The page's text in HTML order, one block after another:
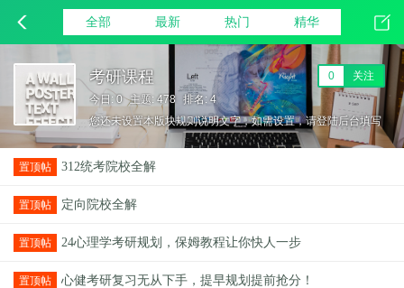
全部 最新 热门 精华
考研课程
今日: 0 主题: 478 排名: 4
0 关注
您还未设置本版块规则说明文字，如需设置，请登陆后台填写
本版块规则。
置顶帖 312统考院校全解
置顶帖 定向院校全解
置顶帖 24心理学考研规划，保姆教程让你快人一步
置顶帖 心健考研复习无从下手，提早规划提前抢分！